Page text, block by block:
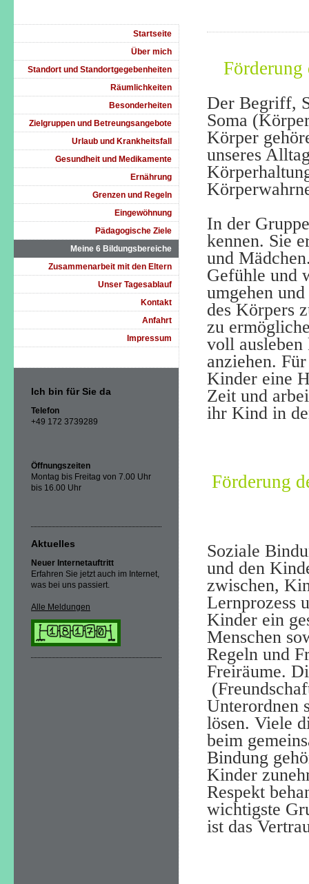
Förderung
Der Begriff,
Soma
Körper
unseres
In der
kennen. Sie
und
Gefühle und
umgehen
des Körpers
zu
voll ausleben
anziehen.
Kinder eine
Zeit und
ihr Kind in
Förderung
Soziale
und den
zwischen,
Lernprozess
Kinder ein
Menschen
Regeln und
Freiräume.
Unterordnen
lösen. Viele
beim
Bindung
Kinder
Respekt
wichtigste
ist das
Startseite
Über mich
Standort und Standortgegebenheiten
Räumlichkeiten
Besonderheiten
Zielgruppen und Betreungsangebote
Urlaub und Krankheitsfall
Gesundheit und Medikamente
Ernährung
Grenzen und Regeln
Eingewöhnung
Pädagogische Ziele
Meine 6 Bildungsbereiche
Zusammenarbeit mit den Eltern
Unser Tagesablauf
Kontakt
Anfahrt
Impressum
Ich bin für Sie da
Telefon
+49 172 3739289
Öffnungszeiten
Montag bis Freitag von 7.00 Uhr
bis 16.00 Uhr
Aktuelles
Neuer Internetauftritt
Erfahren Sie jetzt auch im Internet,
was bei uns passiert.
Alle Meldungen